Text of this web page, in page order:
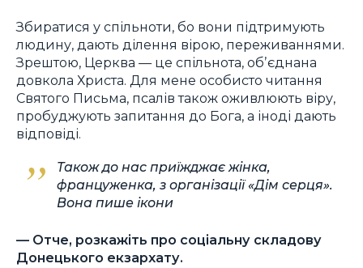
Збиратися у спільноти, бо вони підтримують
людину, дають ділення вірою, переживаннями.
Зрештою, Церква — це спільнота, обʼєднана
довкола Христа. Для мене особисто читання
Святого Письма, псалів також оживлюють віру,
пробуджують запитання до Бога, а іноді дають
відповіді.
Також до нас приїжджає жінка,
француженка, з організації «Дім серця».
Вона пише ікони
— Отче, розкажіть про соціальну складову
Донецького екзархату.